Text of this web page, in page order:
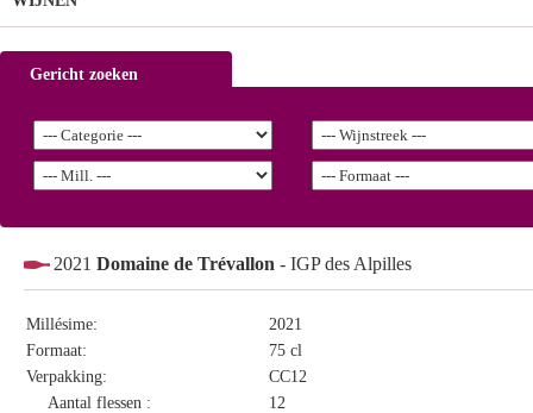
Gericht zoeken
2021 Domaine de Trévallon - IGP des Alpilles
Millésime:
2021
Formaat:
75 cl
Verpakking:
CC12
Aantal flessen :
12